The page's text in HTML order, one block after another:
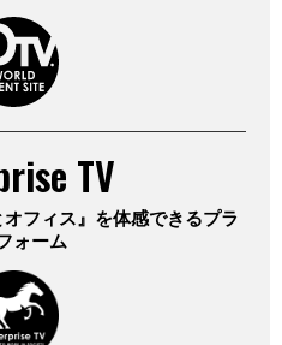
TV
フィス』を体感できるプラ
ォーム